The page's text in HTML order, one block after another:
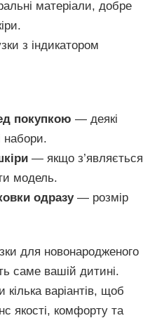
матеріали, добре
з індикатором
покупкою — деякі
набори.
— якщо з’являється
модель.
одразу— розмір
для новонародженого
саме вашій дитині.
варіантів, щоб
якості, комфорту та